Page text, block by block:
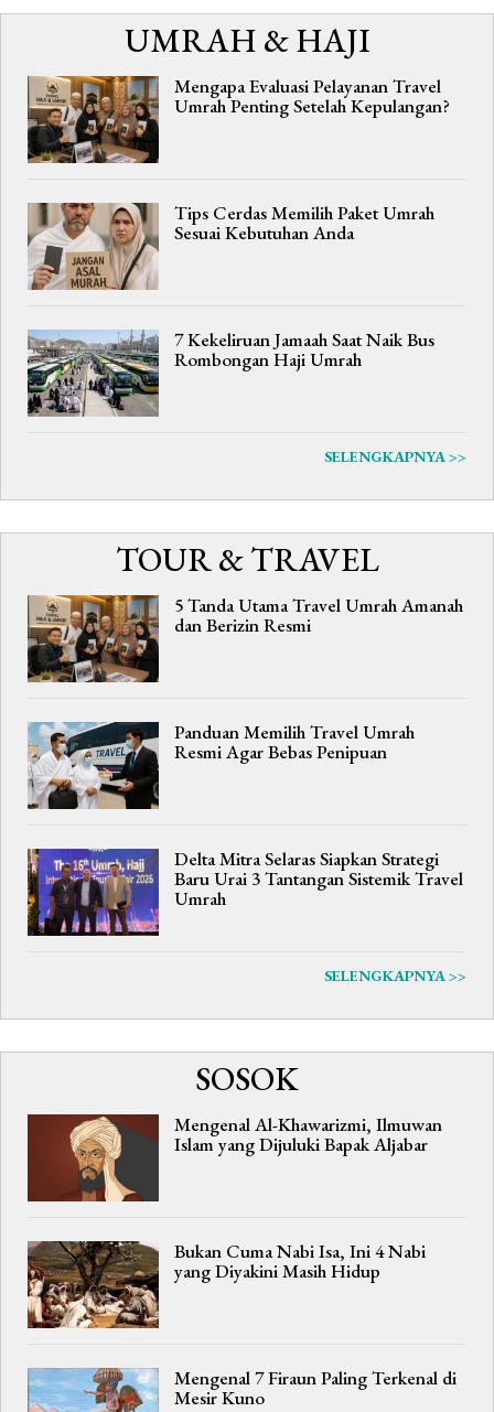
UMRAH & HAJI
Mengapa Evaluasi Pelayanan Travel
Umrah Penting Setelah Kepulangan?
Tips Cerdas Memilih Paket Umrah
Sesuai Kebutuhan Anda
7 Kekeliruan Jamaah Saat Naik Bus
Rombongan Haji Umrah
SELENGKAPNYA >>
TOUR & TRAVEL
5 Tanda Utama Travel Umrah Amanah
dan Berizin Resmi
Panduan Memilih Travel Umrah
Resmi Agar Bebas Penipuan
Delta Mitra Selaras Siapkan Strategi
Baru Urai 3 Tantangan Sistemik Travel
Umrah
SELENGKAPNYA >>
SOSOK
Mengenal Al-Khawarizmi, Ilmuwan
Islam yang Dijuluki Bapak Aljabar
Bukan Cuma Nabi Isa, Ini 4 Nabi
yang Diyakini Masih Hidup
Mengenal 7 Firaun Paling Terkenal di
Mesir Kuno